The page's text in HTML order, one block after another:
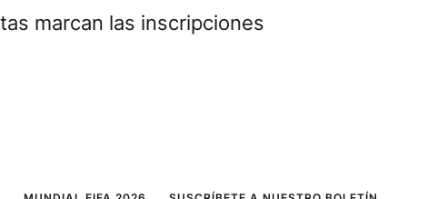
marcan las inscripciones